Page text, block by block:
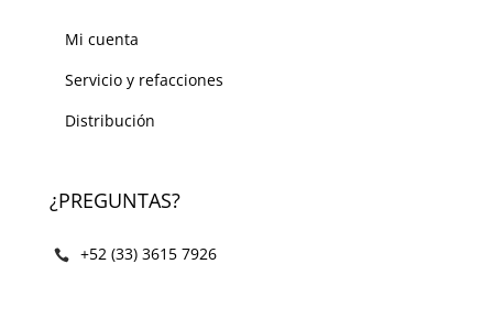
Mi cuenta
Servicio y refacciones
Distribución
¿PREGUNTAS?
+52 (33) 3615 7926